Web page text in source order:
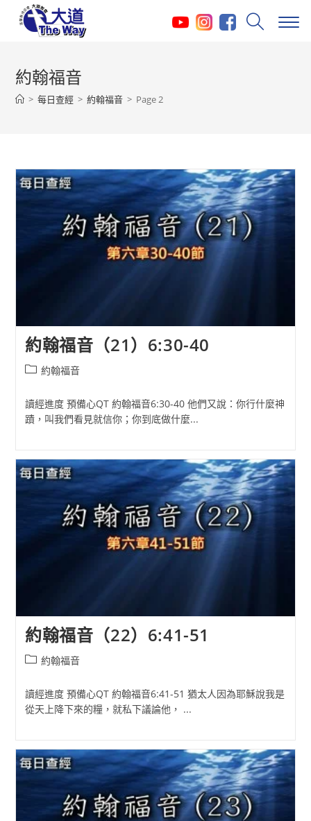
約翰福音
> 每日查經 > 約翰福音 > Page 2
約翰福音（21）6:30-40
Post約翰福音
讀經進度 預備心QT 約翰福音6:30-40 他們又說：你行什麼神
蹟，叫我們看見就信你；你到底做什麼...
約翰福音（22）6:41-51
Post約翰福音
讀經進度 預備心QT 約翰福音6:41-51 猶太人因為耶穌說我是
從天上降下來的糧，就私下議論他， ...